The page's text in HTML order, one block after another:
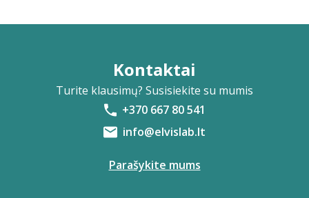
Kontaktai
Turite klausimų? Susisiekite su mumis
+370 667 80 541
info@elvislab.lt
Parašykite mums